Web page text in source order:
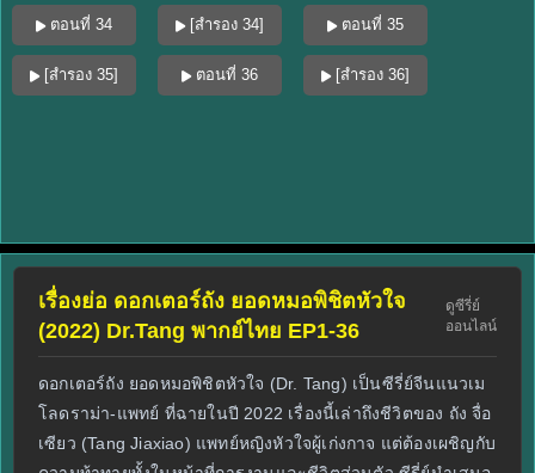
ตอนที่ 34 [สำรอง 34] ตอนที่ 35
[สำรอง 35] ตอนที่ 36 [สำรอง 36]
เรื่องย่อ ดอกเตอร์ถัง ยอดหมอพิชิตหัวใจ
(2022) Dr.Tang พากย์ไทย EP1-36
ดูซีรี่ย์
ออนไลน์
ดอกเตอร์ถัง ยอดหมอพิชิตหัวใจ (Dr. Tang) เป็นซีรี่ย์จีนแนวเม
โลดราม่า-แพทย์ ที่ฉายในปี 2022 เรื่องนี้เล่าถึงชีวิตของ ถัง จื่อ
เซียว (Tang Jiaxiao) แพทย์หญิงหัวใจผู้เก่งกาจ แต่ต้องเผชิญกับ